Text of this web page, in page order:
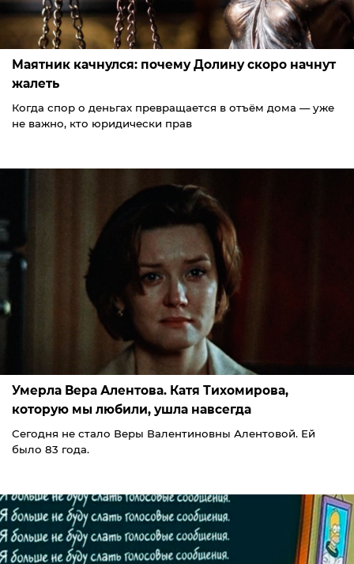
Маятник качнулся: почему Долину скоро начнут
жалеть
Когда спор о деньгах превращается в отъём дома — уже
не важно, кто юридически прав
Умерла Вера Алентова. Катя Тихомирова,
которую мы любили, ушла навсегда
Сегодня не стало Веры Валентиновны Алентовой. Ей
было 83 года.